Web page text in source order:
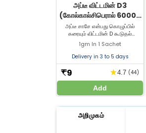
அப்டீ விட்டமின் D3
(கோல்கால்சிபெரால் 60000
IU) சாசே | எலும்பு & மூட்டு
ஆரோக்கியத்திற்கு
அப்டீ சாசே என்பது கொழுப்பில்
கரையும் விட்டமின் D கூடுதல்
மருந்தாகும். இது உணவு மற்றும்
கூடுதல் மருந்துகளில் உள்ள கால்சியம்
மற்றும் பாஸ்பரஸை உடல் உறிஞ்ச
இணையதளத்தைப் பார்வையிடுங்கள்.
1gm In 1 Sachet
Delivery in 3 to 5 days
₹9 ★4.7 (44)
Add
அறிமுகம்